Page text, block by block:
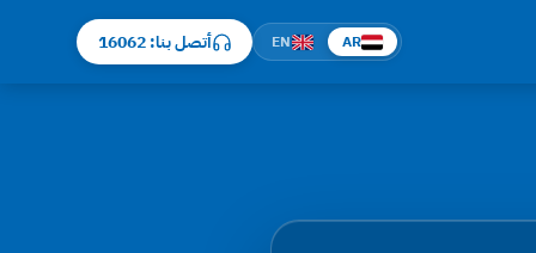
AR
EN أتصل بنا: 16062